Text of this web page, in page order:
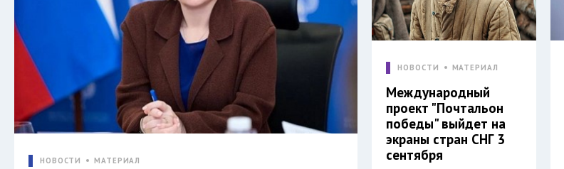
НОВОСТИ МАТЕРИАЛ
НОВОСТИ МАТЕРИАЛ
Международный
проект "Почтальон
победы" выйдет на
экраны стран СНГ 3
сентября